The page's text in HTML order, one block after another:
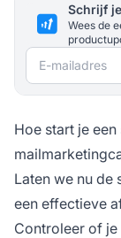
Schrijf
Wees de
E-mailadres
Hoe start je
Laten we nu de
een effectieve
Controleer of